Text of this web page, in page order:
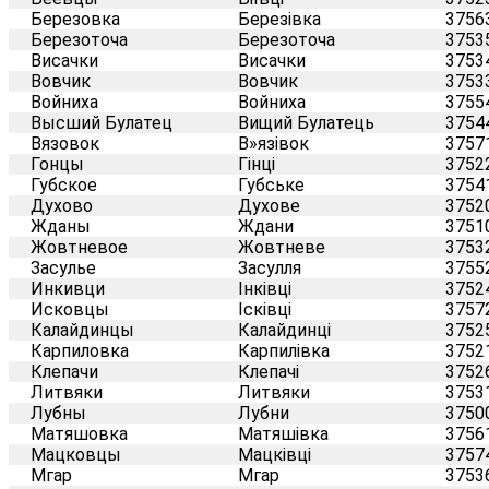
Березовка
Березівка
Березоточа
Березоточа
Висачки
Висачки
Вовчик
Вовчик
Войниха
Войниха
Высший Булатец
Вищий Булатець
Вязовок
В»язівок
Гонцы
Гінці
Губское
Губське
Духово
Духове
Жданы
Ждани
Жовтневое
Жовтневе
Засулье
Засулля
Инкивци
Інківці
Исковцы
Ісківці
Калайдинцы
Калайдинці
Карпиловка
Карпилівка
Клепачи
Клепачі
Литвяки
Литвяки
Лубны
Лубни
Матяшовка
Матяшівка
Мацковцы
Мацківці
Мгар
Мгар